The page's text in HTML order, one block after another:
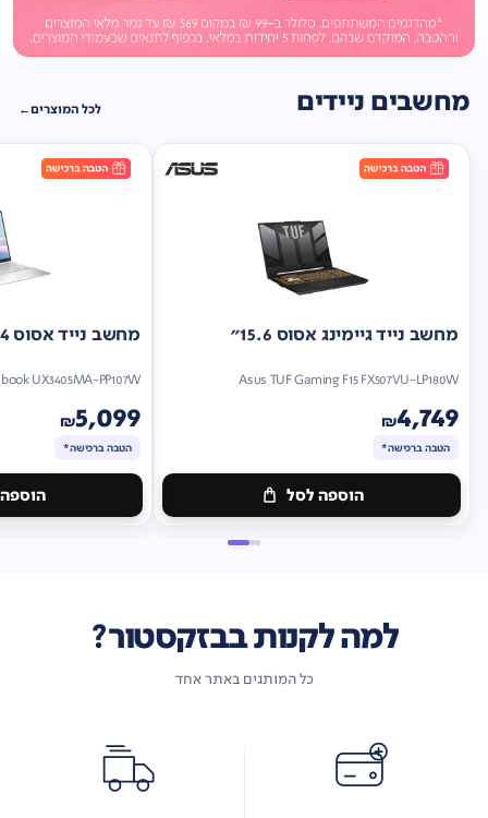
מחשבים ניידים לכל המוצרים
מחשב נייד גיימינג אסוס 15.6"
Asus TUF Gaming F15 FX507VU-LP180W
₪4,749
הטבה ברכישה*
הוספה לסל
מחשב נייד אסוס 14"
UX3405MA-PP107W
₪5,099
הטבה ברכישה*
למה לקנות בבזקסטור?
כל המותגים באתר אחד